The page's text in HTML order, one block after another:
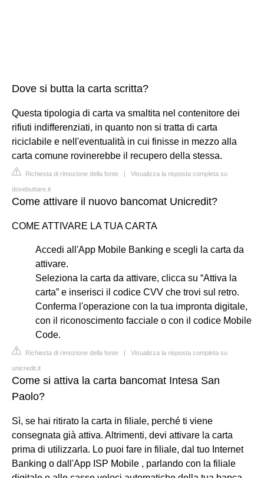
Dove si butta la carta scritta?
Questa tipologia di carta va smaltita nel contenitore dei
rifiuti indifferenziati, in quanto non si tratta di carta
riciclabile e nell'eventualità in cui finisse in mezzo alla
carta comune rovinerebbe il recupero della stessa.
Richiesta di rimozione della fonte | Visualizza la risposta completa su
dovebuttare.it
Come attivare il nuovo bancomat Unicredit?
COME ATTIVARE LA TUA CARTA
Accedi all'App Mobile Banking e scegli la carta da
attivare.
Seleziona la carta da attivare, clicca su “Attiva la
carta” e inserisci il codice CVV che trovi sul retro.
Conferma l'operazione con la tua impronta digitale,
con il riconoscimento facciale o con il codice Mobile
Code.
Richiesta di rimozione della fonte | Visualizza la risposta completa su
unicredit.it
Come si attiva la carta bancomat Intesa San
Paolo?
Sì, se hai ritirato la carta in filiale, perché ti viene
consegnata già attiva. Altrimenti, devi attivare la carta
prima di utilizzarla. Lo puoi fare in filiale, dal tuo Internet
Banking o dall'App ISP Mobile , parlando con la filiale